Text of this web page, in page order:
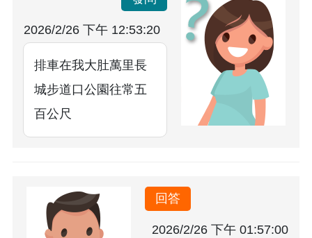
2026/2/26 下午 12:53:20
排車在我大肚萬里長
城步道口公園往常五
百公尺
回答
2026/2/26 下午 01:57:00